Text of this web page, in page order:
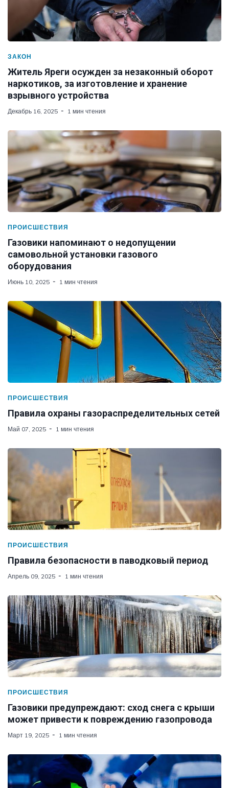
ЗАКОН
Житель Яреги осужден за незаконный оборот
наркотиков, за изготовление и хранение
взрывного устройства
Декабрь 16, 2025 1 мин чтения
ПРОИСШЕСТВИЯ
Газовики напоминают о недопущении
самовольной установки газового
оборудования
Июнь 10, 2025 1 мин чтения
ПРОИСШЕСТВИЯ
Правила охраны газораспределительных сетей
Май 07, 2025 1 мин чтения
ПРОИСШЕСТВИЯ
Правила безопасности в паводковый период
Апрель 09, 2025 1 мин чтения
ПРОИСШЕСТВИЯ
Газовики предупреждают: сход снега с крыши
может привести к повреждению газопровода
Март 19, 2025 1 мин чтения